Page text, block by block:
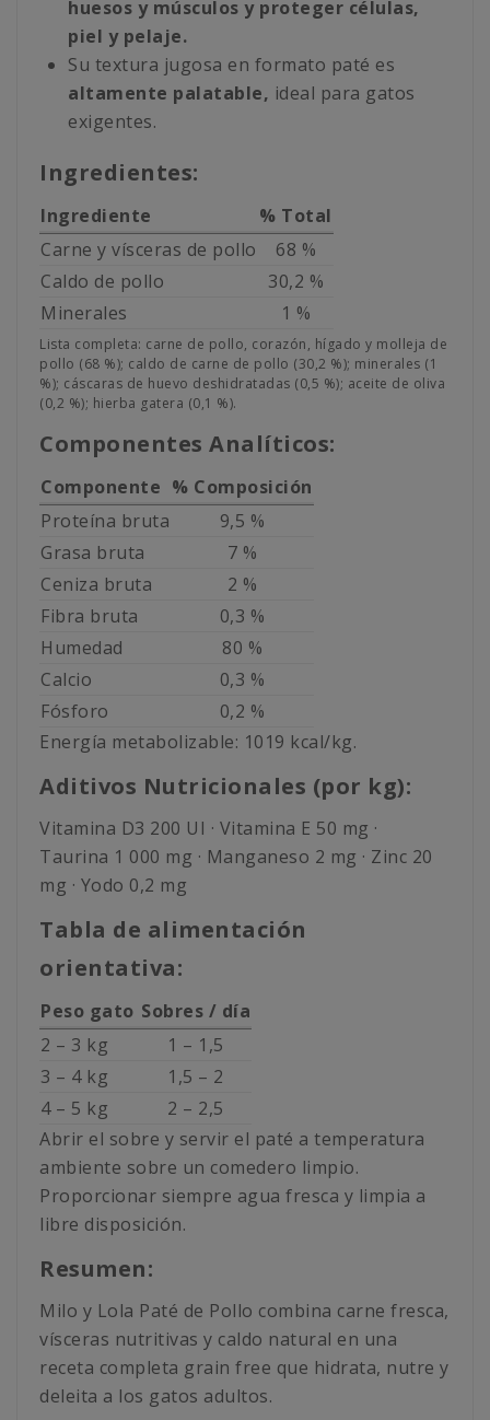
huesos y músculos y proteger células,
piel y pelaje.
Su textura jugosa en formato paté es
altamente palatable, ideal para gatos
exigentes.
Ingredientes:
Ingrediente
% Total
Carne y vísceras de pollo
68 %
Caldo de pollo
30,2 %
Minerales
1 %
Lista completa: carne de pollo, corazón, hígado y molleja de
pollo (68 %); caldo de carne de pollo (30,2 %); minerales (1
%); cáscaras de huevo deshidratadas (0,5 %); aceite de oliva
(0,2 %); hierba gatera (0,1 %).
Componentes Analíticos:
Componente % Composición
Proteína bruta
9,5 %
Grasa bruta
7 %
Ceniza bruta
2 %
Fibra bruta
0,3 %
Humedad
80 %
Calcio
0,3 %
Fósforo
0,2 %
Energía metabolizable: 1019 kcal/kg.
Aditivos Nutricionales (por kg):
Vitamina D3 200 UI · Vitamina E 50 mg ·
Taurina 1 000 mg · Manganeso 2 mg · Zinc 20
mg · Yodo 0,2 mg
Tabla de alimentación
orientativa:
Peso gato Sobres / día
2 – 3 kg
1 – 1,5
3 – 4 kg
1,5 – 2
4 – 5 kg
2 – 2,5
Abrir el sobre y servir el paté a temperatura
ambiente sobre un comedero limpio.
Proporcionar siempre agua fresca y limpia a
libre disposición.
Resumen:
Milo y Lola Paté de Pollo combina carne fresca,
vísceras nutritivas y caldo natural en una
receta completa grain free que hidrata, nutre y
deleita a los gatos adultos.